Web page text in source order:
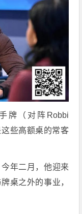
牌（对阵Robbi
些高额桌的常客
年二月，他迎来
桌之外的事业，